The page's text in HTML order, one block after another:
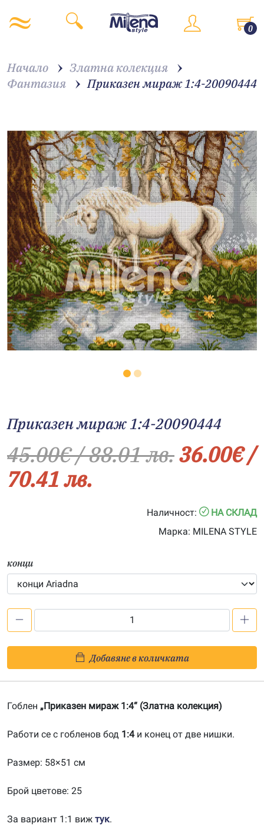
0
Начало
Златна колекция
Фантазия
Приказен мираж 1:4-20090444
Приказен мираж 1:4-20090444
45.00€/ 88.01 лв.36.00€/
70.41 лв.
Наличност:
НА СКЛАД
Марка: MILENA STYLE
конци
мираж
1:4-
Добавяне в количката
Гоблен „Приказен мираж 1:4“ (Златна колекция)
Работи се с гобленов бод 1:4и конец от две нишки.
Размер: 58×51 см
Брой цветове: 25
За вариант 1:1 виж тук.